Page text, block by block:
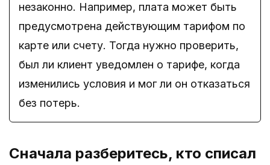
незаконно. Например, плата может быть
предусмотрена действующим тарифом по
карте или счету. Тогда нужно проверить,
был ли клиент уведомлен о тарифе, когда
изменились условия и мог ли он отказаться
без потерь.
Сначала разберитесь, кто списал